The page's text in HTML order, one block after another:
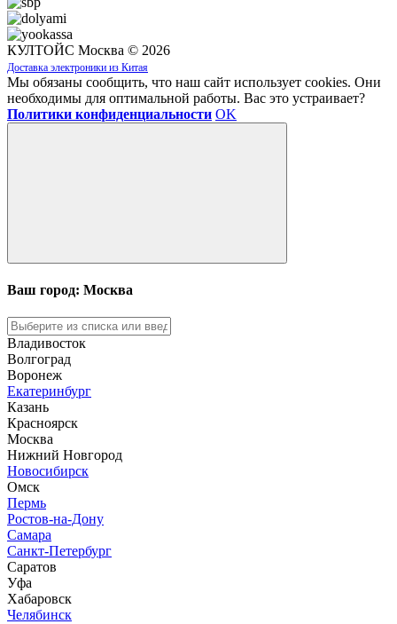
КУЛТОЙС Москва © 2026
Доставка электроники из Китая
Мы обязаны сообщить, что наш сайт использует cookies. Они
необходимы для оптимальной работы. Вас это устраивает?
Политики конфиденциальности OK
Ваш город: Москва
Владивосток
Волгоград
Воронеж
Екатеринбург
Казань
Красноярск
Москва
Нижний Новгород
Новосибирск
Омск
Пермь
Ростов-на-Дону
Самара
Санкт-Петербург
Саратов
Уфа
Хабаровск
Челябинск